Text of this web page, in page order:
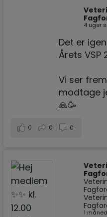
4 uger
Det er
Årets VSP
Vi ser
modtage
🙏🥳
0 0 0
1